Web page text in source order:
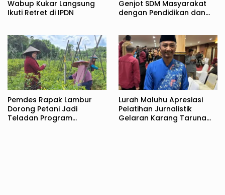
Wabup Kukar Langsung
Ikuti Retret di IPDN
Genjot SDM Masyarakat
dengan Pendidikan dan
Pemdes Rapak Lambur
Dorong Petani Jadi
Teladan Program
Lurah Maluhu Apresiasi
Pelatihan Jurnalistik
Gelaran Karang Taruna